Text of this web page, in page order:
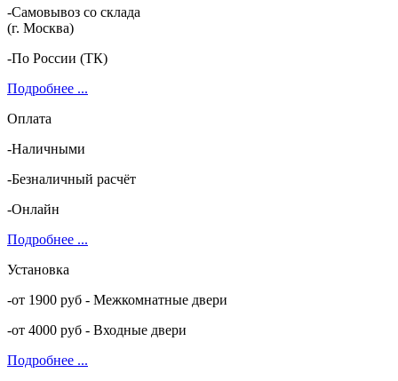
-Самовывоз со склада
(г. Москва)
-По России (ТК)
Подробнее ...
Оплата
-Наличными
-Безналичный расчёт
-Онлайн
Подробнее ...
Установка
-от 1900 руб - Межкомнатные двери
-от 4000 руб - Входные двери
Подробнее ...